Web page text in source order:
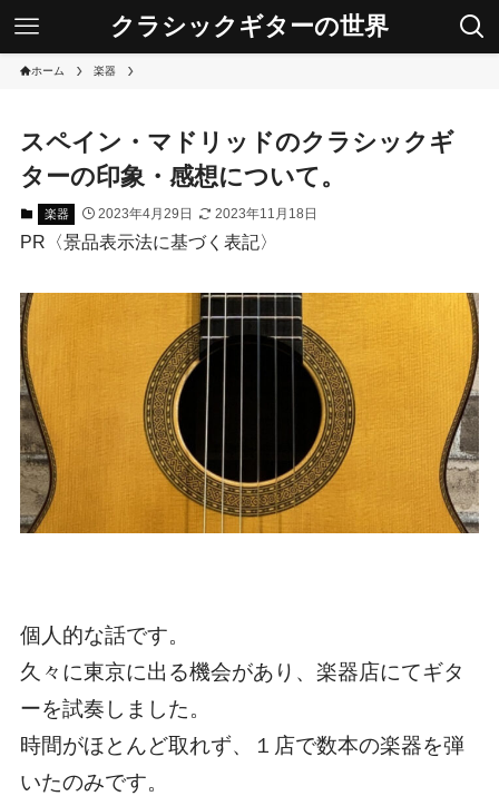
クラシックギターの世界
ホーム 楽器
スペイン・マドリッドのクラシックギ
ターの印象・感想について。
楽器 2023年4月29日 2023年11月18日
PR〈景品表示法に基づく表記〉
個人的な話です。
久々に東京に出る機会があり、楽器店にてギタ
ーを試奏しました。
時間がほとんど取れず、１店で数本の楽器を弾
いたのみです。